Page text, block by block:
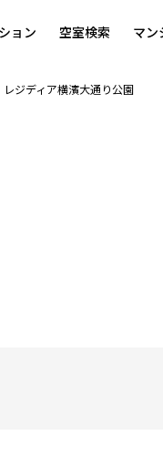
ョン 空室検索 マン
レジディア横濱大通り公園